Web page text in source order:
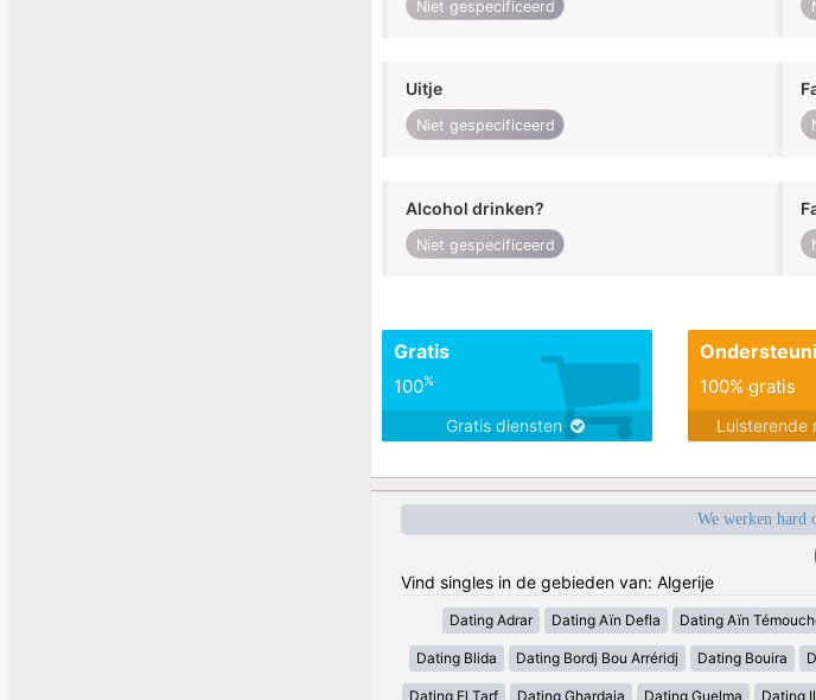
Niet gespecificeerd
Uitje
Niet gespecificeerd
Alcohol drinken?
Niet gespecificeerd
Gratis
100%
Gratis diensten
100% gratis
Luisterende
We werken hard
Vind singles in de gebieden van: Algerije
Dating Adrar Dating Aïn Defla Dating Aïn
Dating Blida Dating Bordj Bou Arréridj Dating Bouira
Dating El Tarf Dating Ghardaia Dating Guelma Dating